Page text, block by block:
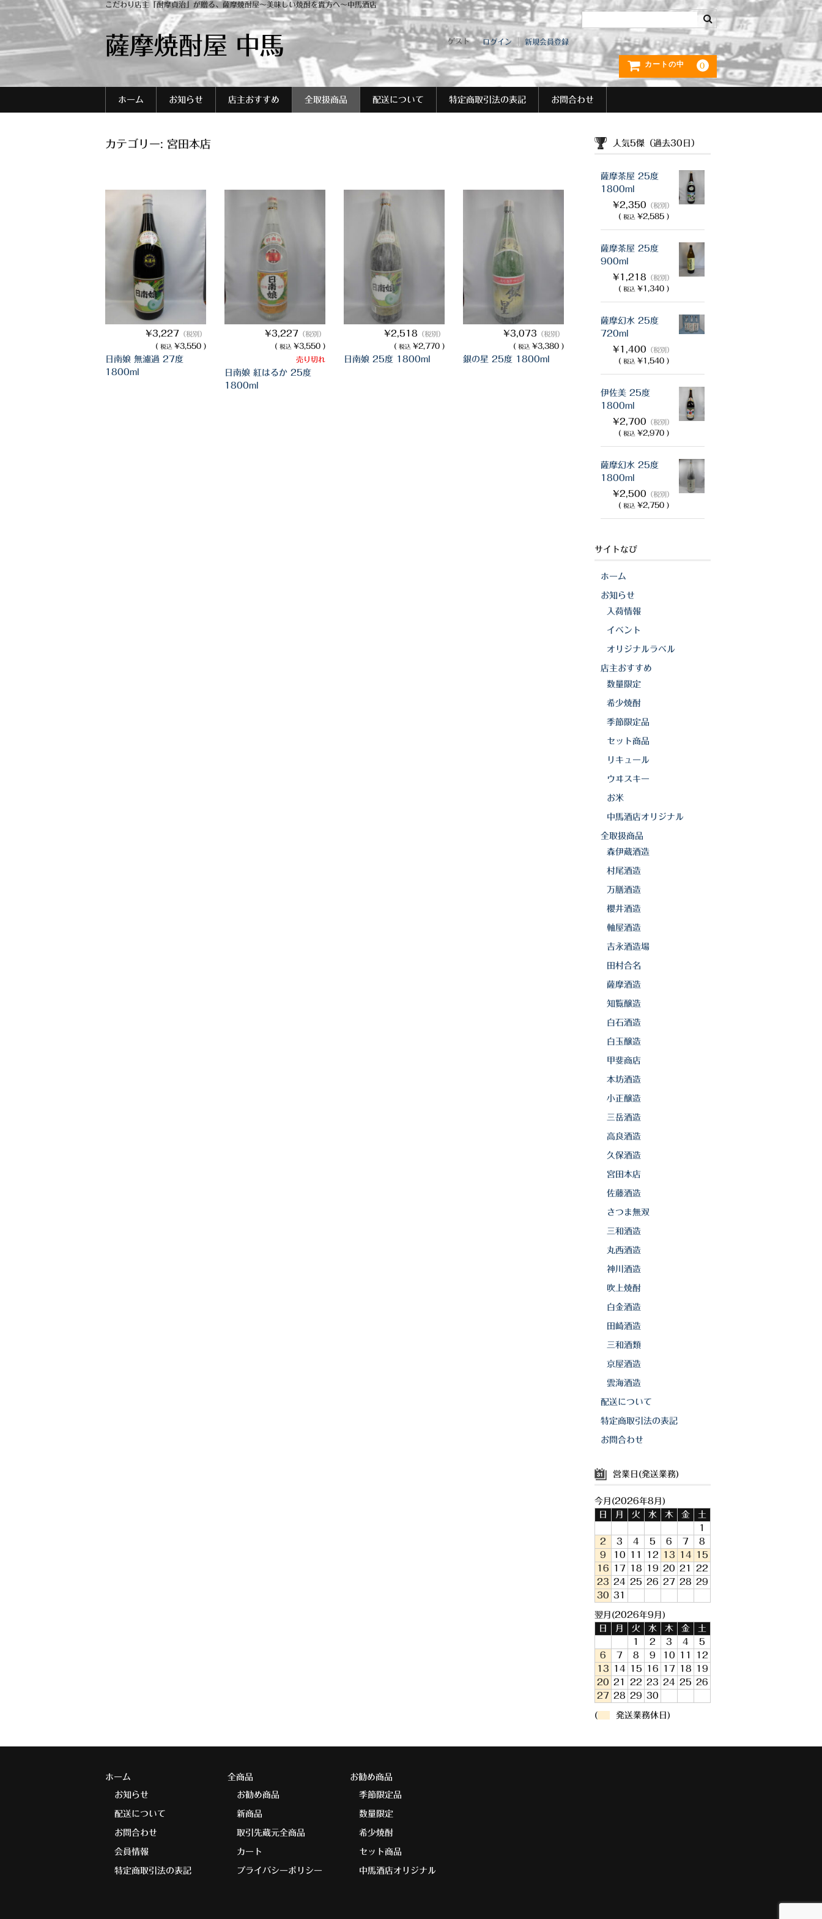
こだわり店主「酎摩貞治」が贈る、薩摩焼酎屋～美味しい焼酎を貴方へ～中馬酒店
薩摩焼酎屋 中馬 ゲスト ログイン 新規会員登録
カートの中 0
ホーム お知らせ 店主おすすめ 全取扱商品 配送について 特定商取引法の表記 お問合わせ
カテゴリー: 宮田本店
¥3,227 （税別）
( 税込 ¥3,550 )
日南娘 無濾過 27度
1800ml
¥3,227 （税別）
( 税込 ¥3,550 )
売り切れ
日南娘 紅はるか 25度
1800ml
¥2,518 （税別）
( 税込 ¥2,770 )
日南娘 25度 1800ml
¥3,073 （税別）
( 税込 ¥3,380 )
銀の星 25度 1800ml
人気5傑（過去30日）
薩摩茶屋 25度
1800ml
¥2,350 （税別）
( 税込 ¥2,585 )
薩摩茶屋 25度
900ml
¥1,218 （税別）
( 税込 ¥1,340 )
薩摩幻水 25度
720ml
¥1,400 （税別）
( 税込 ¥1,540 )
伊佐美 25度
1800ml
¥2,700 （税別）
( 税込 ¥2,970 )
薩摩幻水 25度
1800ml
¥2,500 （税別）
( 税込 ¥2,750 )
サイトなび
ホーム
お知らせ
入荷情報
イベント
オリジナルラベル
店主おすすめ
数量限定
希少焼酎
季節限定品
セット商品
リキュール
ウヰスキー
お米
中馬酒店オリジナル
全取扱商品
森伊蔵酒造
村尾酒造
万膳酒造
櫻井酒造
軸屋酒造
吉永酒造場
田村合名
薩摩酒造
知覧醸造
白石酒造
白玉醸造
甲斐商店
本坊酒造
小正醸造
三岳酒造
高良酒造
久保酒造
宮田本店
佐藤酒造
さつま無双
三和酒造
丸西酒造
神川酒造
吹上焼酎
白金酒造
田崎酒造
三和酒類
京屋酒造
雲海酒造
配送について
特定商取引法の表記
お問合わせ
営業日(発送業務)
今月(2026年8月)
日
月 火 水 木 金
土
1
2
3 4 5 6 7
8
9
10 11 12 13 14
15
16
17 18 19 20 21
22
23 24 25 26 27 28 29
30 31
翌月(2026年9月)
日
月 火 水 木 金
土
1
2 3 4
5
6
7 8 9 10 11
12
13
14 15 16 17 18
19
20 21 22 23 24 25 26
27 28 29 30
( 発送業務休日)
ホーム
お知らせ
配送について
お問合わせ
会員情報
特定商取引法の表記
全商品
お勧め商品
新商品
取引先蔵元全商品
カート
プライバシーポリシー
お勧め商品
季節限定品
数量限定
希少焼酎
セット商品
中馬酒店オリジナル